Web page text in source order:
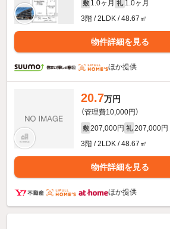
敷 1.0ヶ月 礼 1.0ヶ月
3階 / 2LDK / 48.67㎡
物件詳細を見る
ほか提供
20.7万円
（管理費10,000円）
敷 207,000円 礼 207,000円
3階 / 2LDK / 48.67㎡
物件詳細を見る
ほか提供